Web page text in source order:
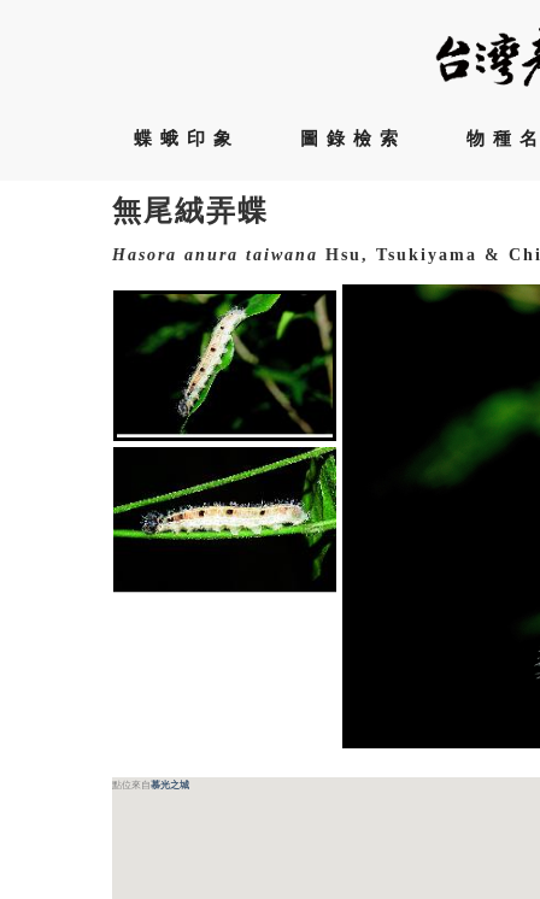
蝶蛾印象 圖錄檢索 物種
無尾絨弄蝶
Hasora anura taiwana Hsu, Tsukiyama &
點位來自慕光之城